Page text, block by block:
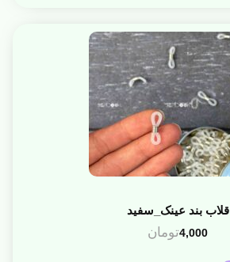
قلاب بند عینک_سفید
4,000تومان